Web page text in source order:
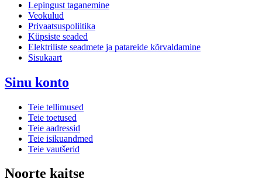
Lepingust taganemine
Veokulud
Privaatsuspoliitika
Küpsiste seaded
Elektriliste seadmete ja patareide kõrvaldamine
Sisukaart
Sinu konto
Teie tellimused
Teie toetused
Teie aadressid
Teie isikuandmed
Teie vautšerid
Noorte kaitse